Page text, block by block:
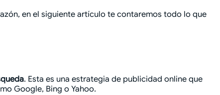
en el siguiente artículo te contaremos todo lo que
. Esta es una estrategia de publicidad online que
Google, Bing o Yahoo.